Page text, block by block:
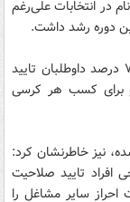
در انتخابات علی‌رغم
دوره رشد داشت.
نجار اظهار داشت: در این دوره از انتخابات حدود ۷۰ درصد داوطلبان تایید
برای کسب هر کرسی
نیز خاطرنشان کرد:
افراد تایید صلاحیت
سایر مشاغل را